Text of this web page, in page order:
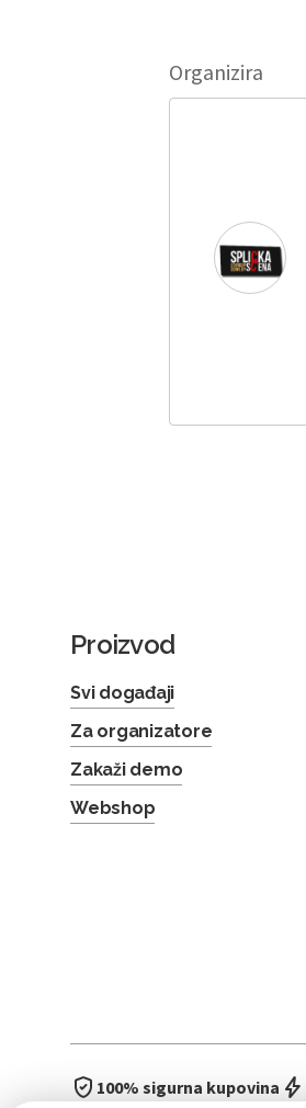
Organizira
Proizvod
Svi događaji
Za organizatore
Zakaži demo
Webshop
100% sigurna kupovina